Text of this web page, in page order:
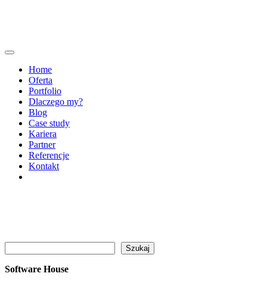
Home
Oferta
Portfolio
Dlaczego my?
Blog
Case study
Kariera
Partner
Referencje
Kontakt
Szukaj
Software House